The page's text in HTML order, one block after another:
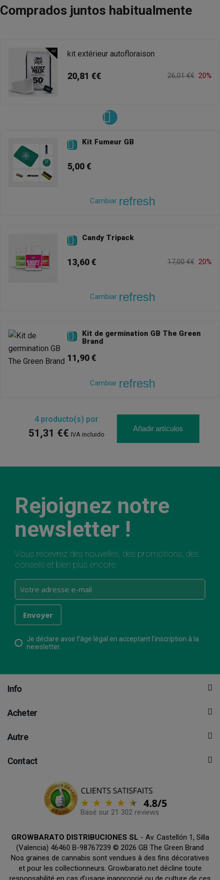
Comprados juntos habitualmente
kit extérieur autofloraison
20,81 €€ 26,01 €€ 20%
 Kit Fumeur GB
5,00 €
Cambiar refresh
 Candy Tripack
13,60 € 17,00 €€ 20%
Cambiar refresh

Kit de germination GB The Green
Brand
11,90 €
Cambiar refresh
4producto(s) por
51,31 €€ IVA incluido
Añadir artículos
Rejoignez notre
newsletter !
Vous recevrez des nouvelles, des promotions, des
conseils et bien plus encore.
Je déclare avoir l’âge légal en acceptant l’inscription à la
newsletter.
Info
Acheter
Autre
Contact
Basé sur 21 302 reviews
GROWBARATO DISTRIBUCIONES SL - Av. Castellón 1, Silla
(Valencia) 46460 B-98767239 © 2026 GB The Green Brand
Nos graines de cannabis sont vendues à des fins décoratives
et pour les collectionneurs. Growbarato.net décline toute